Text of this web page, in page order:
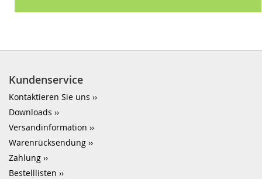
Kundenservice
Kontaktieren Sie uns
Downloads
Versandinformation
Warenrücksendung
Zahlung
Bestelllisten